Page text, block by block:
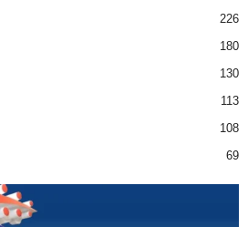
226
180
130
113
108
69